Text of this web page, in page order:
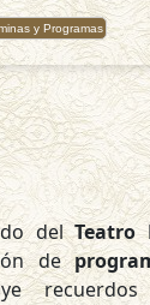
y Programas
delTeatro
de